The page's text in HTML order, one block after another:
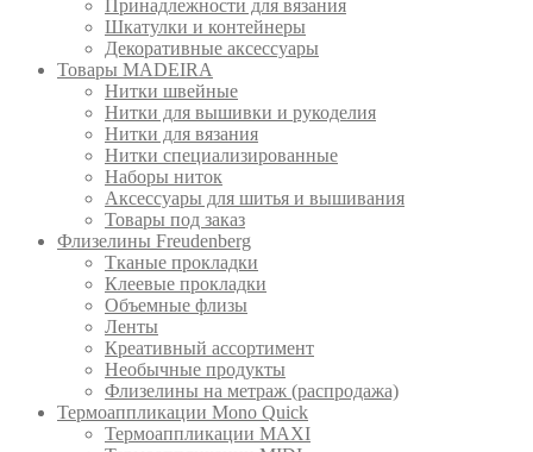
Принадлежности для вязания
Шкатулки и контейнеры
Декоративные аксессуары
Товары MADEIRA
Нитки швейные
Нитки для вышивки и рукоделия
Нитки для вязания
Нитки специализированные
Наборы ниток
Аксессуары для шитья и вышивания
Товары под заказ
Флизелины Freudenberg
Тканые прокладки
Клеевые прокладки
Объемные флизы
Ленты
Креативный ассортимент
Необычные продукты
Флизелины на метраж (распродажа)
Термоаппликации Mono Quick
Термоаппликации MAXI